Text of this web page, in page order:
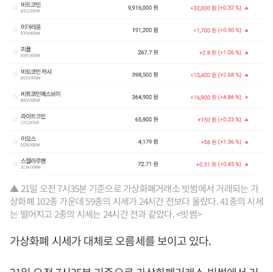
▲ 21일 오전 7시35분 기준으로 가상화폐거래소 빗썸에서 거래되는 가
상화폐 102종 가운데 59종의 시세가 24시간 전보다 올랐다. 41종의 시세
는 떨어지고 2종의 시세는 24시간 전과 같았다. <빗썸>
가상화폐 시세가 대체로 오름세를 보이고 있다.